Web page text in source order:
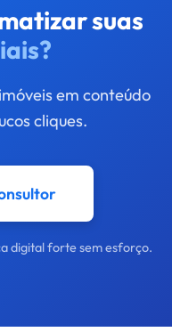
suas
em conteúdo
cliques.
digital forte sem esforço.